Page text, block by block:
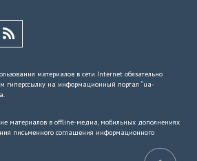
материалов в сети Internet обязательно
гиперссылку на информационный портал “ua-
материалов в offline-медиа, мобильных дополнениях
письменного соглашения информационного